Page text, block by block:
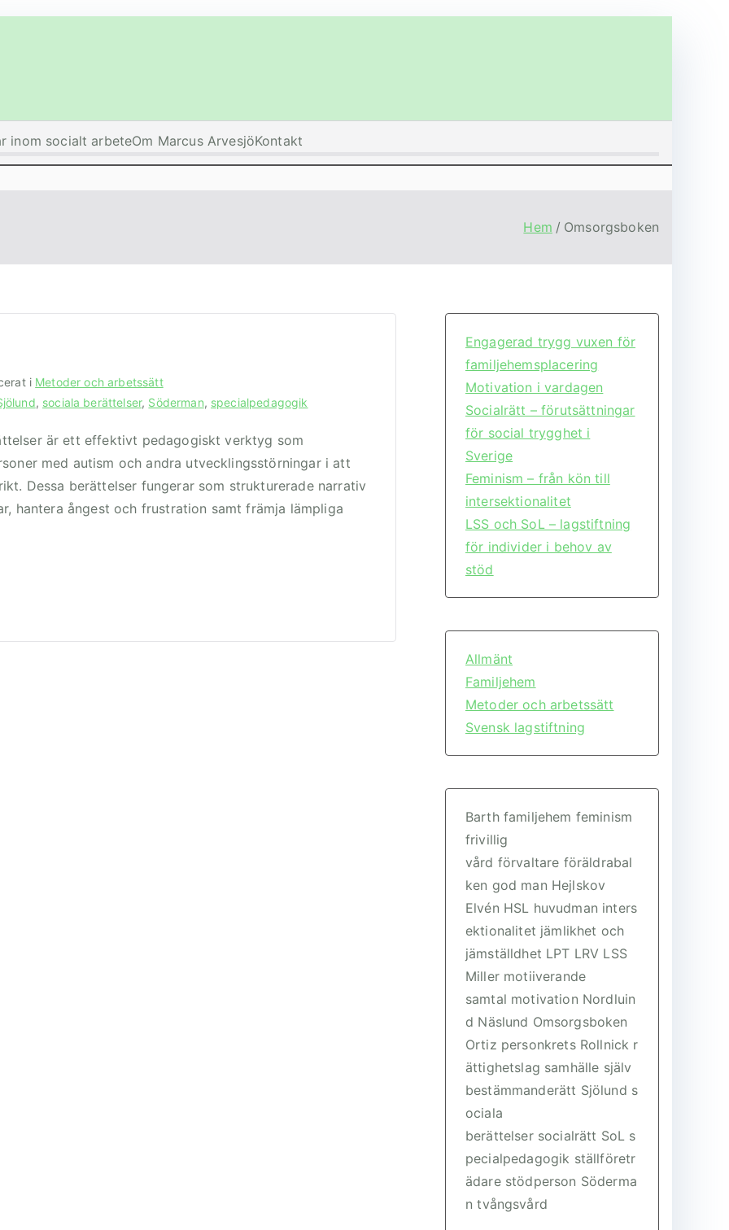
inom socialt arbeteOm Marcus ArvesjöKontakt
Hem Omsorgsboken
i Metoder och arbetssätt
, sociala berättelser, Söderman, specialpedagogik
är ett effektivt pedagogiskt verktyg som
med autism och andra utvecklingsstörningar i att
Dessa berättelser fungerar som strukturerade narrativ
hantera ångest och frustration samt främja lämpliga
Engagerad trygg vuxen för
familjehemsplacering
Motivation i vardagen
Socialrätt – förutsättningar
för social trygghet i
Sverige
Feminism – från kön till
intersektionalitet
LSS och SoL – lagstiftning
för individer i behov av
stöd
Allmänt
Familjehem
Metoder och arbetssätt
Svensk lagstiftning
Barth familjehem feminism
frivillig
vård förvaltare föräldrabal
ken god man Hejlskov
Elvén HSL huvudman inters
ektionalitet jämlikhet och
jämställdhet LPT LRV LSS
Miller motiiverande
samtal motivation Nordluin
d Näslund Omsorgsboken
Ortiz personkrets Rollnick r
ättighetslag samhälle själv
bestämmanderätt Sjölund s
ociala
berättelser socialrätt SoL s
pecialpedagogik ställföretr
ädare stödperson Söderma
n tvångsvård